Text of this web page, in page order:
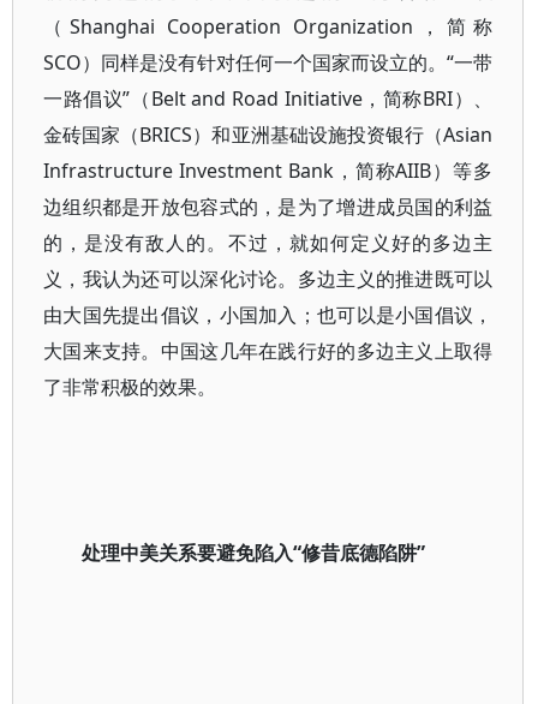
（Shanghai Cooperation Organization，简称
SCO）同样是没有针对任何一个国家而设立的。“一带
一路倡议”（Belt and Road Initiative，简称BRI）、
金砖国家（BRICS）和亚洲基础设施投资银行（Asian
Infrastructure Investment Bank，简称AIIB）等多
边组织都是开放包容式的，是为了增进成员国的利益
的，是没有敌人的。不过，就如何定义好的多边主
义，我认为还可以深化讨论。多边主义的推进既可以
由大国先提出倡议，小国加入；也可以是小国倡议，
大国来支持。中国这几年在践行好的多边主义上取得
了非常积极的效果。
处理中美关系要避免陷入“修昔底德陷阱”